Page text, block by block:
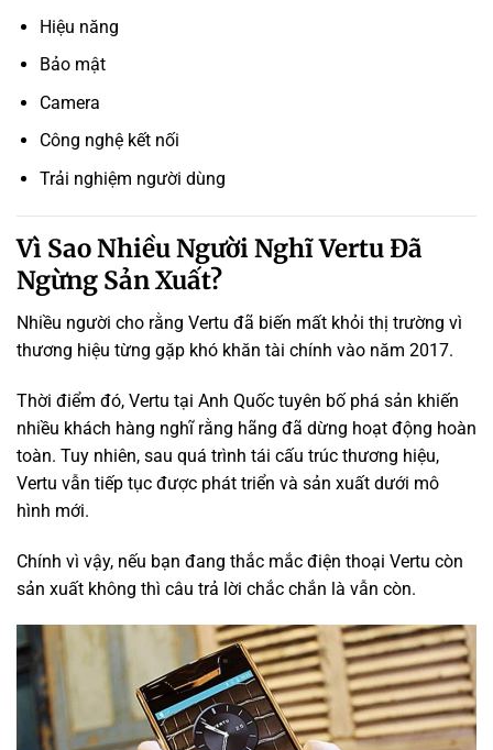
Hiệu năng
Bảo mật
Camera
Công nghệ kết nối
Trải nghiệm người dùng
Vì Sao Nhiều Người Nghĩ Vertu Đã
Ngừng Sản Xuất?
Nhiều người cho rằng Vertu đã biến mất khỏi thị trường vì
thương hiệu từng gặp khó khăn tài chính vào năm 2017.
Thời điểm đó, Vertu tại Anh Quốc tuyên bố phá sản khiến
nhiều khách hàng nghĩ rằng hãng đã dừng hoạt động hoàn
toàn. Tuy nhiên, sau quá trình tái cấu trúc thương hiệu,
Vertu vẫn tiếp tục được phát triển và sản xuất dưới mô
hình mới.
Chính vì vậy, nếu bạn đang thắc mắc điện thoại Vertu còn
sản xuất không thì câu trả lời chắc chắn là vẫn còn.